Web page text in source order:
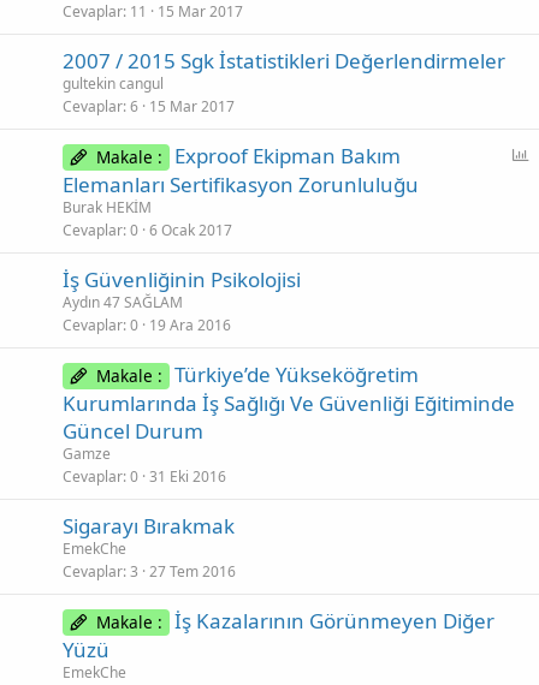
Cevaplar 11 15 Mar 2017
2007 / 2015 Sgk İstatistikleri Değerlendirmeler
gultekin cangul
Cevaplar 6 15 Mar 2017
Makale :
Exproof Ekipman Bakım
Elemanları Sertifikasyon Zorunluluğu
Burak HEKİM
Cevaplar 0 6 Ocak 2017
İş Güvenliğinin Psikolojisi
Aydın 47 SAĞLAM
Cevaplar 0 19 Ara 2016
Makale : Türkiye’de Yükseköğretim
Kurumlarında İş Sağlığı Ve Güvenliği Eğitiminde
Güncel Durum
Gamze
Cevaplar 0 31 Eki 2016
Sigarayı Bırakmak
EmekChe
Cevaplar 3 27 Tem 2016
Makale : İş Kazalarının Görünmeyen Diğer
Yüzü
EmekChe